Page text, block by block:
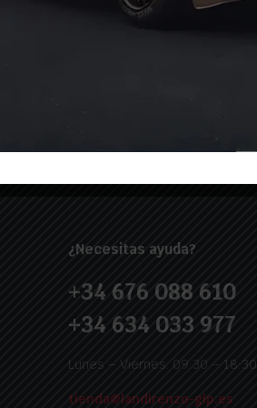
más.
¡No
¿Necesitas ayuda?
+34 676 088 610
+34 634 033 977
Lunes – Viernes: 09:30 – 18:30
tienda@landirenzo-glp.es